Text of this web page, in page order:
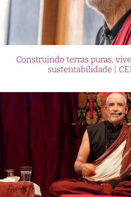
Construindo terras puras,
sustentabilidade |